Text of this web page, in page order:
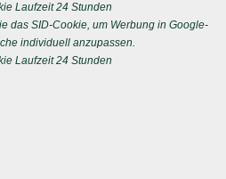
Laufzeit 24 Stunden
das SID-Cookie, um Werbung in Google-
individuell anzupassen.
Laufzeit 24 Stunden